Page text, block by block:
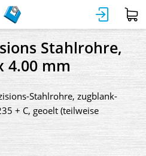
Stahlrohre,
4.00 mm
Stahlrohre, zugblank-
+ C, geoelt (teilweise